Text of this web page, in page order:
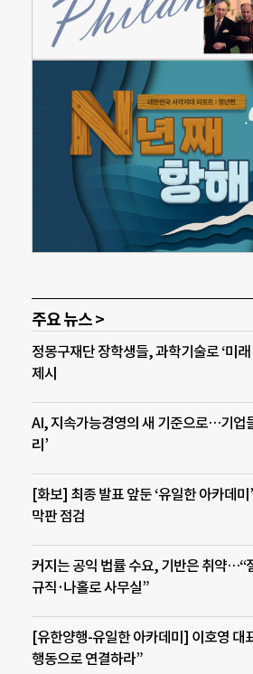
주요 뉴스 >
정몽구재단 장학생들, 과학기술로 ‘미래
제시
AI, 지속가능경영의 새 기준으로…기업
리’
[화보] 최종 발표 앞둔 ‘유일한 아카데
막판 점검
커지는 공익 법률 수요, 기반은 취약…“
규직·나홀로 사무실”
[유한양행-유일한 아카데미] 이호영 대
행동으로 연결하라”